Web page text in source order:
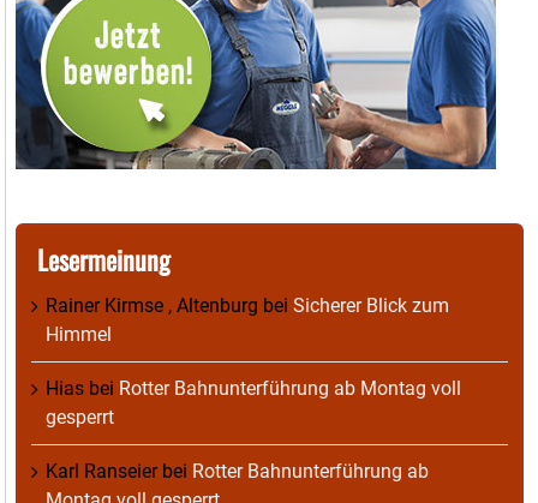
Lesermeinung
Rainer Kirmse , Altenburg bei Sicherer Blick zum
Himmel
Hias bei Rotter Bahnunterführung ab Montag voll
gesperrt
Karl Ranseierbei Rotter Bahnunterführung ab